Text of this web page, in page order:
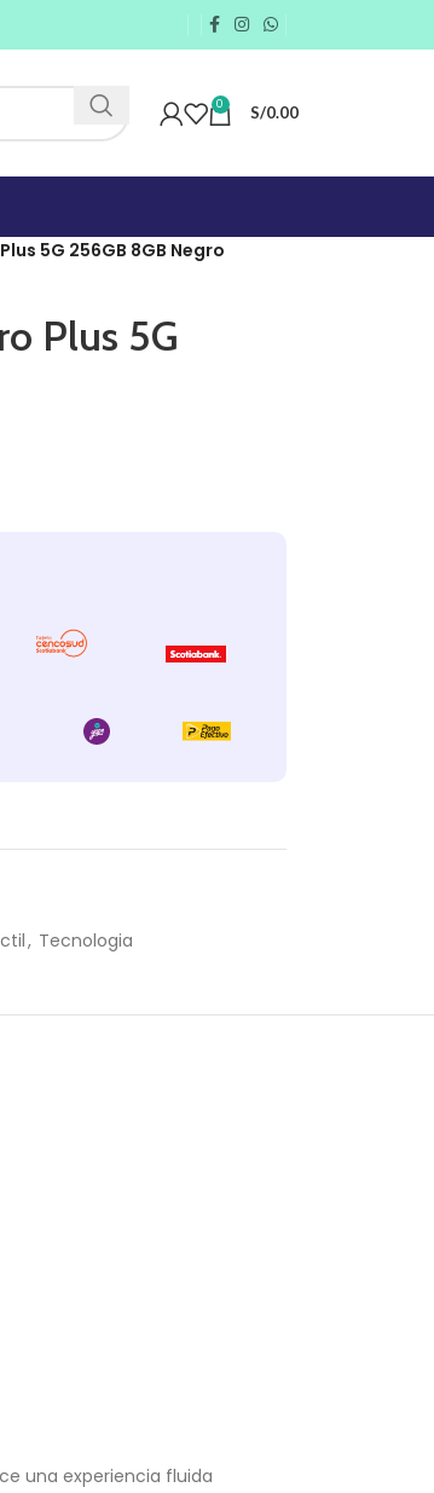
0 S/0.00
5G 256GB 8GB Negro
Plus 5G
, Tecnologia
una experiencia fluida